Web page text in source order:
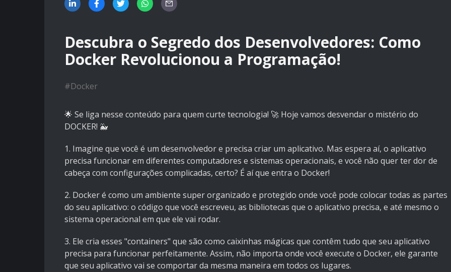
Descubra o Segredo dos Desenvolvedores: Como
Docker Revolucionou a Programação!
#Docker
🌟 Se liga nesse conteúdo para quem curte tecnologia! 🚀 Hoje vamos desvendar o mistério do
DOCKER! 🐳
1️. Imagine que você é um desenvolvedor e precisa criar um aplicativo. Mas espera aí, o aplicativo
precisa funcionar em diferentes computadores e sistemas operacionais, e você não quer ter dor de
cabeça com configurações complicadas, certo? É aí que entra o Docker!
2️. Docker é como um ambiente super organizado e protegido onde você pode colocar todas as partes
do seu aplicativo: o código que você escreveu, as bibliotecas que o aplicativo precisa, e até mesmo o
sistema operacional em que ele vai rodar.
3️. Ele cria esses "containers" que são como caixinhas mágicas que contêm tudo que seu aplicativo
precisa para funcionar perfeitamente. Assim, não importa onde você execute o Docker, ele garante
que seu aplicativo vai se comportar da mesma maneira em todos os lugares.